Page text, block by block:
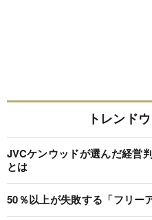
トレンド
JVCケンウッドが選んだ経営
とは
50％以上が失敗する「フリー